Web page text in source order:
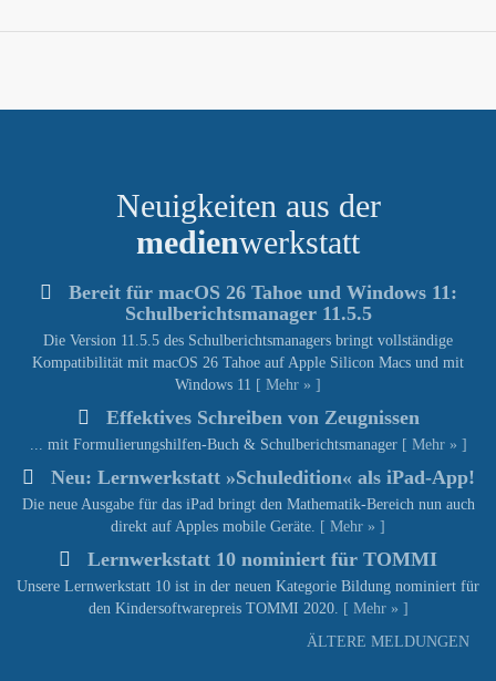
Neuigkeiten aus der
medienwerkstatt
Bereit für macOS 26 Tahoe und Windows 11:
Schulberichtsmanager 11.5.5
Die Version 11.5.5 des Schulberichtsmanagers bringt vollständige
Kompatibilität mit macOS 26 Tahoe auf Apple Silicon Macs und mit
Windows 11 [ Mehr » ]
Effektives Schreiben von Zeugnissen
... mit Formulierungshilfen-Buch & Schulberichtsmanager [ Mehr » ]
Neu: Lernwerkstatt »Schuledition« als iPad-App!
Die neue Ausgabe für das iPad bringt den Mathematik-Bereich nun auch
direkt auf Apples mobile Geräte.
[ Mehr » ]
Lernwerkstatt 10 nominiert für TOMMI
Unsere Lernwerkstatt 10 ist in der neuen Kategorie Bildung nominiert für
den Kindersoftwarepreis TOMMI 2020.
[ Mehr » ]
ÄLTERE MELDUNGEN